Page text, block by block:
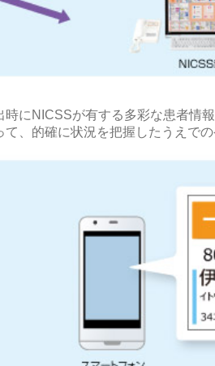
にNICSSが有する多彩な患者情
、的確に状況を把握したうえで